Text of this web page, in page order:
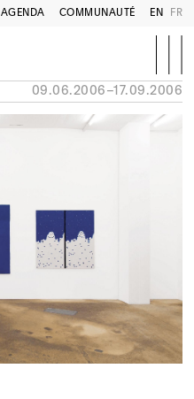
AGENDA COMMUNAUTÉ EN FR
09.06.2006–17.09.2006